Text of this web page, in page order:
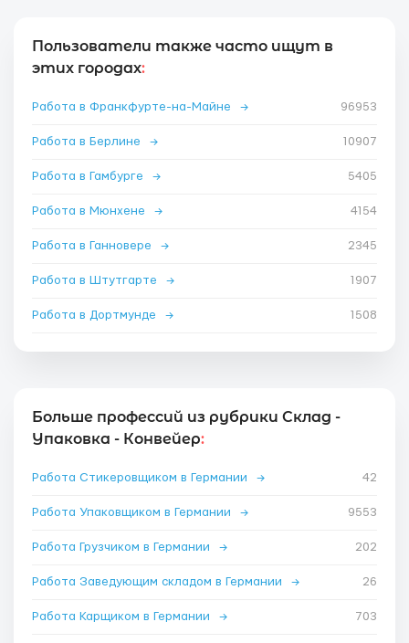
Пользователи также часто ищут в
этих городах:
Работа в Франкфурте-на-Майне → 96953
Работа в Берлине → 10907
Работа в Гамбурге → 5405
Работа в Мюнхене → 4154
Работа в Ганновере → 2345
Работа в Штутгарте → 1907
Работа в Дортмунде → 1508
Больше профессий из рубрики Склад -
Упаковка - Конвейер:
Работа Стикеровщиком в Германии → 42
Работа Упаковщиком в Германии → 9553
Работа Грузчиком в Германии → 202
Работа Заведующим складом в Германии → 26
Работа Карщиком в Германии → 703